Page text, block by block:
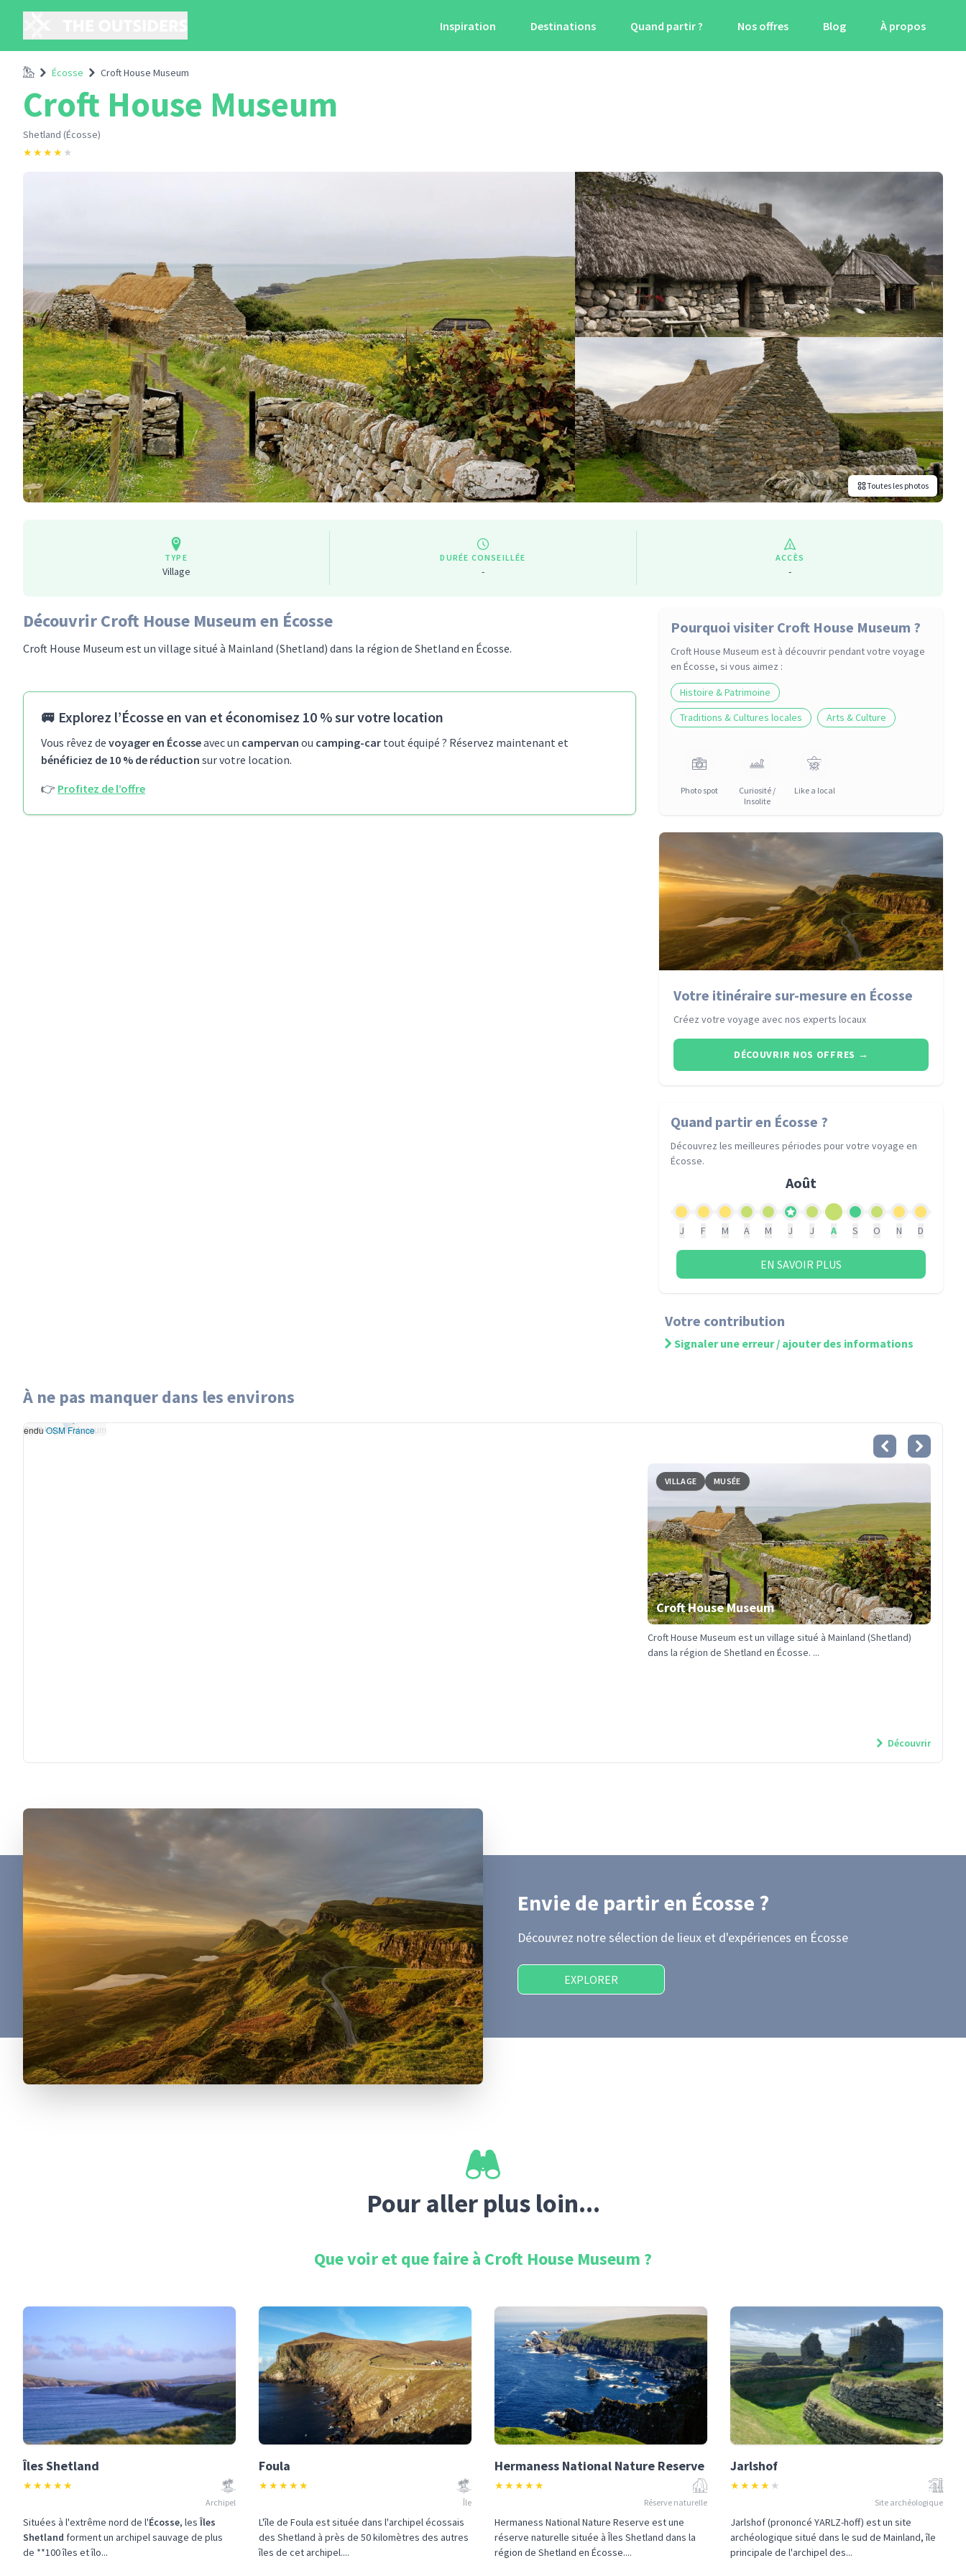
Inspiration Destinations Quand partir ? Nos offres Blog À propos
AccueilÉcosse Croft House Museum
Croft House Museum
Shetland (Écosse)
★★★★ ★
Toutes les photos
TYPE
Village
DURÉE CONSEILLÉE
-
ACCÈS
-
Découvrir Croft House Museum en Écosse
Croft House Museum est un village situé à Mainland (Shetland) dans la région de Shetland en Écosse.
🚐 Explorez l’Écosse en van et économisez 10 % sur votre location
Vous rêvez de voyager en Écosseavec un campervan ou camping-car tout équipé ? Réservez maintenant et
bénéficiez de 10 % de réduction sur votre location.
👉 Profitez de l’offre
Pourquoi visiter Croft House Museum ?
Croft House Museum est à découvrir pendant votre voyage
en Écosse, si vous aimez :
Histoire & Patrimoine
Traditions & Cultures locales
Arts & Culture
Photo spot
Curiosité /
Insolite
Like a local
Votre itinéraire sur-mesure en Écosse
Créez votre voyage avec nos experts locaux
DÉCOUVRIR NOS OFFRES →
Quand partiren Écosse ?
Découvrez les meilleures périodes pour votre voyageen
Écosse.
Août
J F M A M J J A S O N D
EN SAVOIR PLUS
Votre contribution
Signaler une erreur / ajouter des informations
À ne pas manquer dans les environs
Croft House Museum
Leaflet données ©
- renduOSM France
Croft House Museum
VILLAGE MUSÉE
Croft House Museum
Croft House Museum est un village situé à Mainland (Shetland)
dans la région de Shetland en Écosse. ...
Découvrir
Envie de partiren Écosse ?
Découvrez notre sélection de lieux et d'expériences en Écosse
EXPLORER
Pour aller plus loin...
Que voir et que faire à Croft House Museum ?
Îles Shetland
★★★★★
Archipel
Situées à l'extrême nord de l'Écosse, les Îles
Shetland forment un archipel sauvage de plus
de **100 îles et îlo...
Foula
★★★★★
Île
L'île de Foula est située dans l'archipel écossais
des Shetland à près de 50 kilomètres des autres
îles de cet archipel....
Hermaness National Nature Reserve
★★★★★
Réserve naturelle
Hermaness National Nature Reserve est une
réserve naturelle située à Îles Shetland dans la
région de Shetland en Écosse....
Jarlshof
★★★★ ★
Site archéologique
Jarlshof (prononcé YARLZ-hoff) est un site
archéologique situé dans le sud de Mainland, île
principale de l'archipel des...